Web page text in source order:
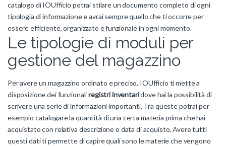
catalogo di IOUfficio potrai stilare un documento completo di ogni
tipologia di informazione e avrai sempre quello che ti occorre per
essere efficiente, organizzato e funzionale in ogni momento.
Le tipologie di moduli per
gestione del magazzino
Per avere un magazzino ordinato e preciso, IOUfficio ti mette a
disposizione dei funzionaliregistri inventaridove hai la possibilità di
scrivere una serie di informazioni importanti. Tra queste potrai per
esempio catalogare la quantità di una certa materia prima che hai
acquistato con relativa descrizione e data di acquisto. Avere tutti
questi dati ti permette di capire quali sono le materie che vengono